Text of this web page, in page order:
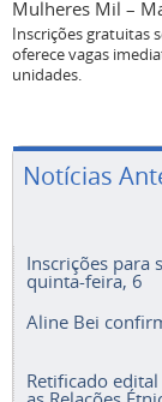
Mulheres Mil –
Inscrições gratuitas
oferece vagas
unidades.
Notícias
Inscrições para
quinta-feira, 6
Aline Bei
Retificado